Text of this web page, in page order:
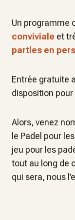
Un programme
conviviale et
parties en
Entrée gratuite
disposition
Alors, venez
le Padel pour
jeu pour les
tout au long de
qui sera, nous